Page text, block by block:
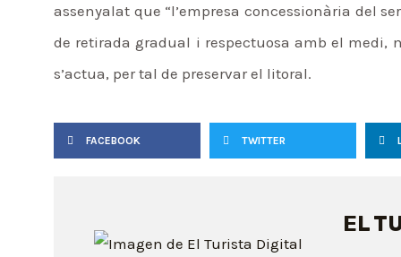
assenyalat que “l’empresa concessionària del
de retirada gradual i respectuosa amb el medi,
s’actua, per tal de preservar el litoral.
FACEBOOK TWITTER
EL